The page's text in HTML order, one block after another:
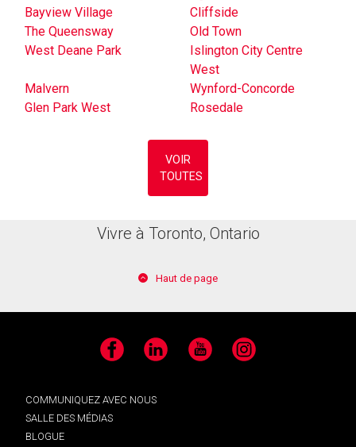
Bayview Village
Cliffside
The Queensway
Old Town
West Deane Park
Islington City Centre
West
Malvern
Wynford-Concorde
Glen Park West
Rosedale
VOIR
TOUTES
Vivre à Toronto, Ontario
Haut de page
Facebook LinkedIn YouTube Instagram
COMMUNIQUEZ AVEC NOUS
SALLE DES MÉDIAS
BLOGUE